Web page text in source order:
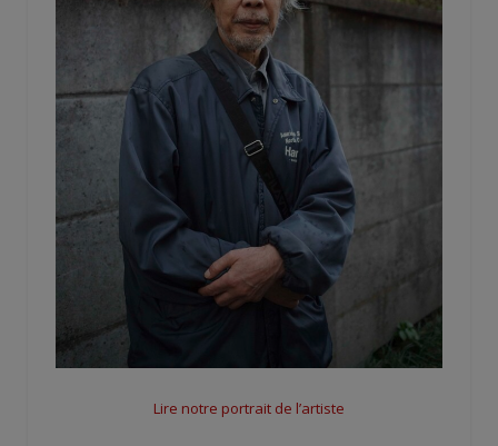
Lire notre portrait de l’artiste